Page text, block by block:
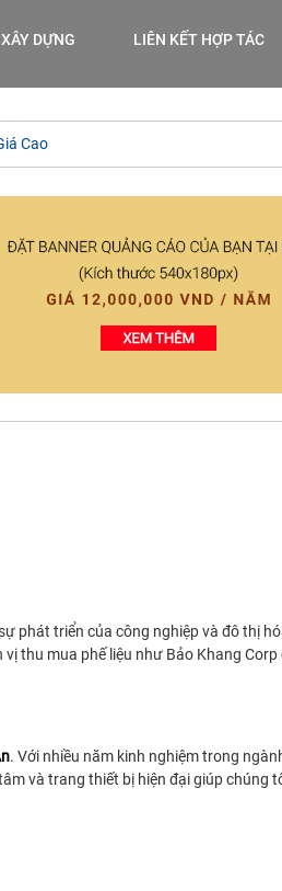
XÂY DỰNG LIÊN KẾT HỢP TÁC
Cao
phát triển của công nghiệp và đô thị
thu mua phế liệu như Bảo Khang
. Với nhiều năm kinh nghiệm trong
và trang thiết bị hiện đại giúp chúng